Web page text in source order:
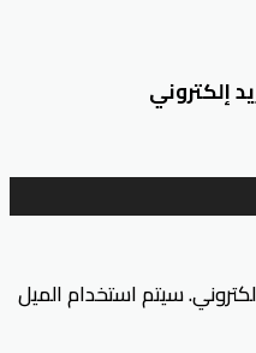
إلكتروني
سيتم استخدام الميل